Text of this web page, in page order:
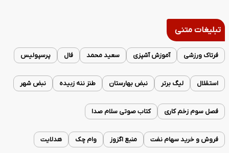
تبلیغات متنی
فرتاک ورزشی آموزش آشپزی سعید محمد فال پرسپولیس
استقلال لیگ برتر نبض بهارستان طنز ننه زبیده نبض شهر
فصل سوم زخم کاری کتاب صوتی سلام صدا
فروش و خرید سهام نفت منبع اگزوز وام چک هدلایت